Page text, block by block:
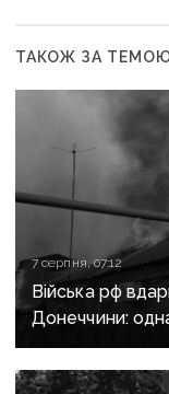
ТАКОЖ ЗА
7 серпня, 07:12
Війська рф
Донеччини:
поранені